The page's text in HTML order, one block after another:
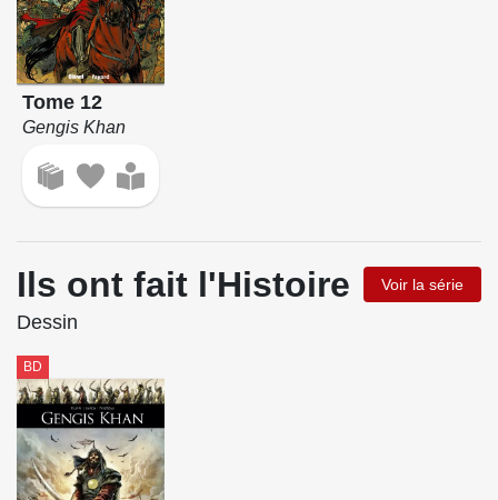
Tome 12
Gengis Khan
Ils ont fait l'Histoire Voir la série
Dessin
BD